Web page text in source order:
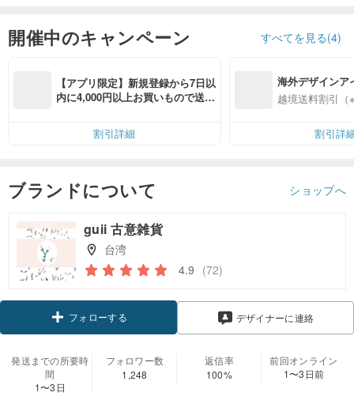
開催中のキャンペーン すべてを見る(4)
【アプリ限定】新規登録から7日以
内に4,000円以上お買いもので送料
割引詳細
海外デザインア
入
越境送料割引（
割引詳
ブランドについて ショップへ
guii 古意雑貨
台湾
4.9 (72)
フォローする デザイナーに連絡
発送までの所要時
間
1〜3日
フォロワー数
1,248
返信率
100%
前回オンライン
1〜3日前